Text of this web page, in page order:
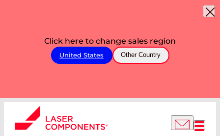
Click here to change sales region
United States Other Country